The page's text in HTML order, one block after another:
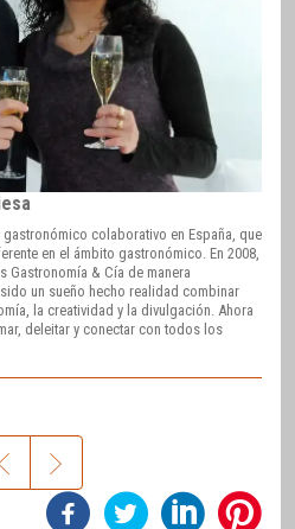
colaborativo en España, que
en el ámbito gastronómico. En 2008,
Gastronomía & Cía de manera
un sueño hecho realidad combinar
la creatividad y la divulgación. Ahora
deleitar y conectar con todos los